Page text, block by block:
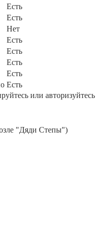
Есть
Есть
Нет
Есть
Есть
Есть
Есть
Есть
или авторизуйтесь
"Дяди Степы")